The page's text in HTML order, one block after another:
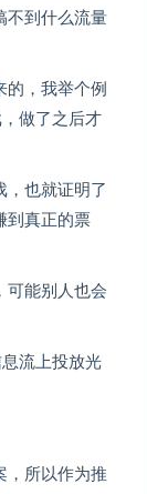
不到什么流量
的，我举个例
做了之后才
，也就证明了
到真正的票
可能别人也会
流上投放光
，所以作为推